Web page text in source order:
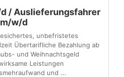
/ Auslieferungsfahrer
m/w/d
unbefristetes
Übertarifliche Bezahlung ab
und Weihnachtsgeld
Leistungen
und ...